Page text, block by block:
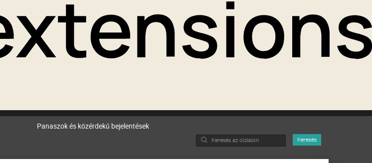
Panaszok és közérdekű bejelentések
Search
Keresés